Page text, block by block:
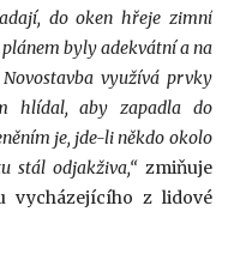
do oken hřeje zimní
byly adekvátní a na
využívá prvky
hlídal, aby zapadla do
je, jde-li někdo okolo
stál odjakživa,“ zmiňuje
vycházejícího z lidové